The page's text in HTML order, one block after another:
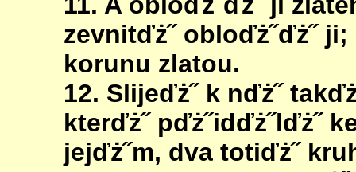
zevnitďż˝ obloďż˝ďż˝
korunu zlatou.
12. Slijeďż˝ k nďż˝
kterďż˝ pďż˝idďż˝lďż˝
jejďż˝m, dva totiďż˝